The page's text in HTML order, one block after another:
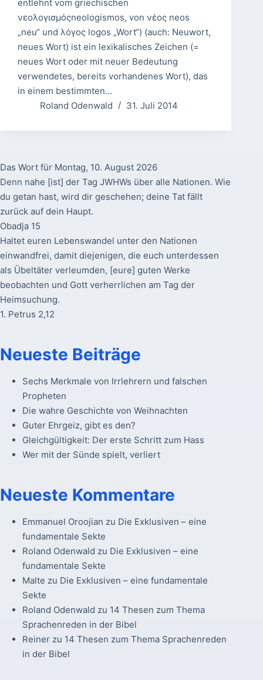
entlehnt vom griechischen
νεολογισμόςneologismos, von νέος neos
„neu“ und λόγος logos „Wort“) (auch: Neuwort,
neues Wort) ist ein lexikalisches Zeichen (=
neues Wort oder mit neuer Bedeutung
verwendetes, bereits vorhandenes Wort), das
in einem bestimmten…
Roland Odenwald
31. Juli 2014
Das Wort für Montag, 10. August 2026
Denn nahe [ist] der Tag JWHWs über alle Nationen. Wie
du getan hast, wird dir geschehen; deine Tat fällt
zurück auf dein Haupt.
Obadja 15
Haltet euren Lebenswandel unter den Nationen
einwandfrei, damit diejenigen, die euch unterdessen
als Übeltäter verleumden, [eure] guten Werke
beobachten und Gott verherrlichen am Tag der
Heimsuchung.
1. Petrus 2,12
Neueste Beiträge
Sechs Merkmale von Irrlehrern und falschen
Propheten
Die wahre Geschichte von Weihnachten
Guter Ehrgeiz, gibt es den?
Gleichgültigkeit: Der erste Schritt zum Hass
Wer mit der Sünde spielt, verliert
Neueste Kommentare
Emmanuel Oroojian zu Die Exklusiven – eine
fundamentale Sekte
Roland Odenwald zu Die Exklusiven – eine
fundamentale Sekte
Malte zu Die Exklusiven – eine fundamentale
Sekte
Roland Odenwald zu 14 Thesen zum Thema
Sprachenreden in der Bibel
Reinerzu 14 Thesen zum Thema Sprachenreden
in der Bibel